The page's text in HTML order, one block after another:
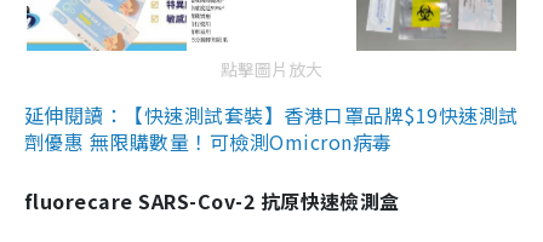
點擊圖片放大
延伸閱讀：【快速測試套裝】香港口罩品牌$19快速測試
劑優惠 無限購數量！可檢測Omicron病毒
fluorecare SARS-Cov-2 抗原快速檢測盒